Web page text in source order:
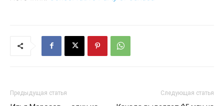
Предыдущая статья Следующая статья